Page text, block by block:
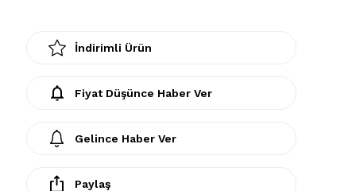
İndirimli Ürün
Fiyat Düşünce Haber Ver
Gelince Haber Ver
Paylaş